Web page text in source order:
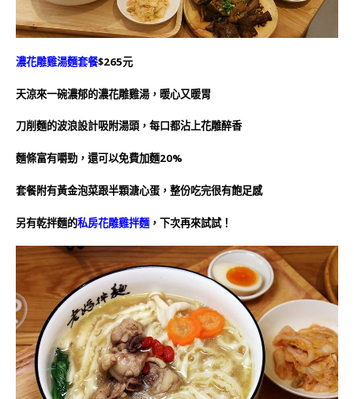
濃花雕雞湯麵套餐$265元
天涼來一碗濃郁的濃花雕雞湯，暖心又暖胃
刀削麵的波浪設計吸附湯頭，每口都沾上花雕醉香
麵條富有嚼勁，還可以免費加麵20%
套餐附有黃金泡菜跟半顆溏心蛋，整份吃完很有飽足感
另有乾拌麵的私房花雕雞拌麵 ，下次再來試試！